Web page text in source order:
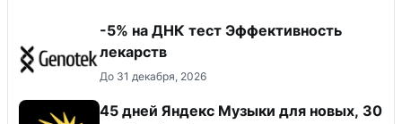
-5% на ДНК тест Эффективность
лекарств
До 31 декабря, 2026
45 дней Яндекс Музыки для новых, 30